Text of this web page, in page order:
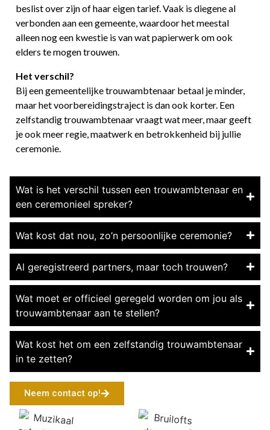
beslist over zijn of haar eigen tarief. Vaak is diegene al
verbonden aan een gemeente, waardoor het meestal
alleen nog een kwestie is van wat papierwerk om ook
elders te mogen trouwen.
Het verschil?
Bij een gemeentelijke trouwambtenaar betaal je minder,
maar het voorbereidingstraject is dan ook korter. Een
zelfstandig trouwambtenaar vraagt wat meer, maar geeft
je ook meer regie, maatwerk en betrokkenheid bij jullie
ceremonie.
Wat is het verschil tussen een trouwambtenaar en
een ceremonieel spreker?
Wat kost dat nou, zo’n persoonlijke ceremonie?
Al geregistreerd partners, maar toch trouwen?
Wat moet er officieel geregeld worden om jou als
trouwambtenaar aan te stellen?
Wat kost het om een zelfstandig trouwambtenaar
in te zetten?
Neem contact op!